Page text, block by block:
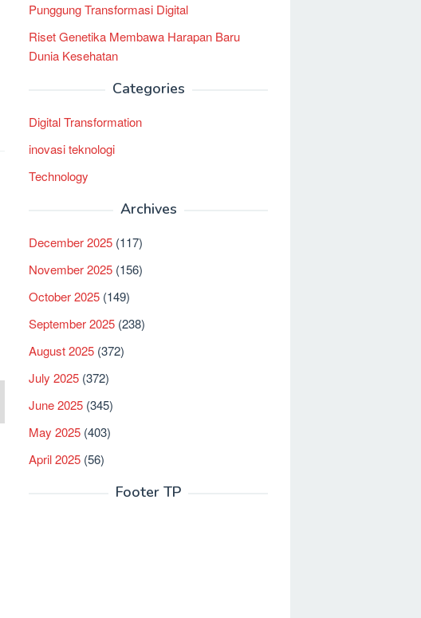
Punggung Transformasi Digital
Riset Genetika Membawa Harapan Baru
Dunia Kesehatan
Categories
Digital Transformation
inovasi teknologi
Technology
Archives
December 2025 (117)
November 2025 (156)
October 2025 (149)
September 2025 (238)
August 2025 (372)
July 2025 (372)
June 2025 (345)
May 2025 (403)
April 2025 (56)
Footer TP